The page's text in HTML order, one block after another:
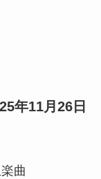
年11月26日
曲